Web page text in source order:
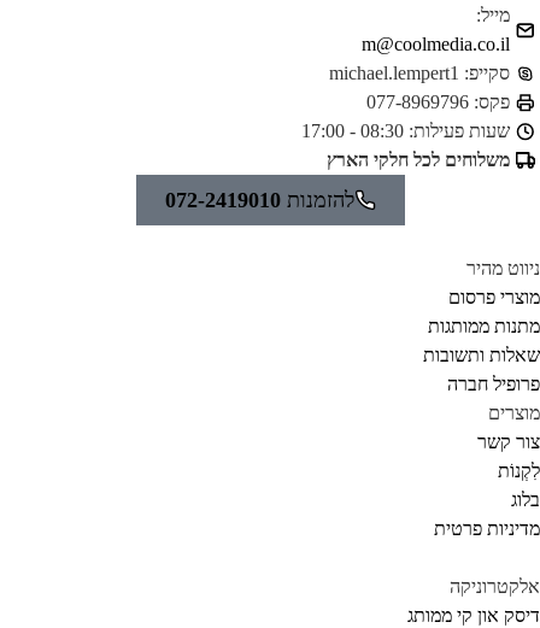
מייל:
m@coolmedia.co.il
סקייפ:michael.lempert1
פקס:077-8969796
שעות פעילות:08:30 - 17:00
משלוחים לכל חלקי הארץ
להזמנות072-2419010
מהיר
פרסום
ממותגות
ותשובות
חברה
קשר
פרטית
און קי ממותג